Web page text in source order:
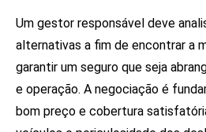
Um gestor responsável deve
alternativas a fim de encontrar a
garantir um seguro que seja
e operação. A negociação é
bom preço e cobertura